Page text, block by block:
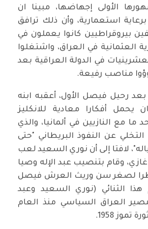
الأولى إجهاضها، مبينا ان
استعمارية، وأن ذلك ترافق
بيروقراطيين كانوا يعملون في
العثمانية في العراق، واشتغلوا
في الدولة العراقية بعد
مناصب رفيعة.
رحيل فيصل الأول، أعقبه ابنه
يحمل أفكارا معادية للانكليز
ما مع النازيين في ألمانيا، والذي
عن النفوذ البريطاني "حتى
لافتا إلى أن نوري السعيد لعب
غازي، وقام بتنصيب عبد الإله وصيا
لصغر سن وريث العرش فيصل
هذا الثنائي (نوري السعيد وعبد
العراق السياسي منذ العام